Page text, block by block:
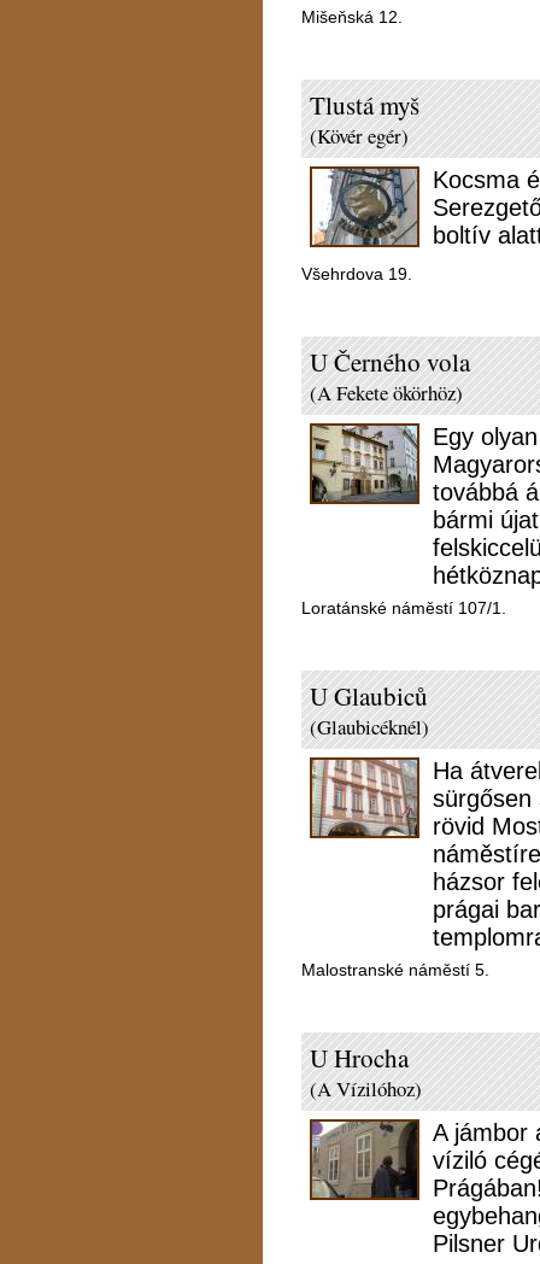
Mišeňská 12.
Tlustá myš
(Kövér egér)
Kocsma
boltív
Všehrdova 19.
U Černého vola
(A Fekete ökörhöz)
Egy
továbbá
bármi
Loratánské náměstí 107/1.
U Glaubiců
(Glaubicéknél)
Ha
sürgősen
rövid
házsor
prágai
Malostranské náměstí 5.
U Hrocha
(A Vízilóhoz)
A jámbor
víziló
Pilsner